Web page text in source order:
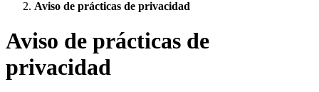
Aviso de prácticas de privacidad
Aviso de prácticas de
privacidad